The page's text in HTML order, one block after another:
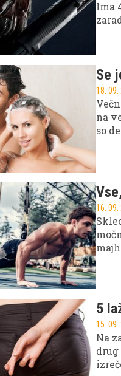
Ima
Se
18. 09.
na
so
16. 09.
5
15. 09.
Na
drug